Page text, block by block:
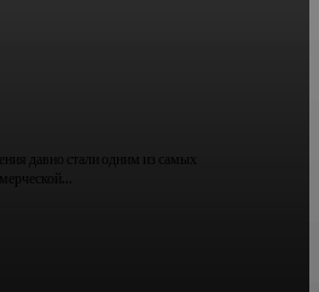
давно стали одним из самых